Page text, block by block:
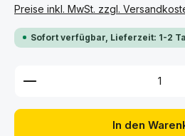
Preise inkl. MwSt. zzgl.
Sofort verfügbar, Lieferzeit: 1-2
Produkt Anzahl: Gib den
In den